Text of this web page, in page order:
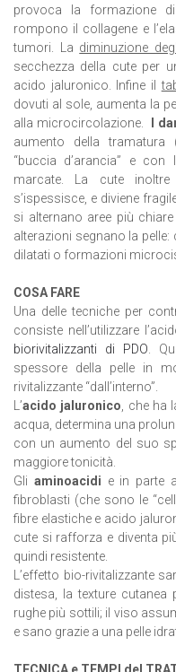
provoca la formazione
rompono il collagene e
tumori. La diminuzione
secchezza della cute per
acido jaluronico. Infine il
dovuti al sole, aumenta la
alla microcircolazione.
I
aumento della tramatura
“buccia d’arancia” e
marcate. La cute
s’ispessisce, e diviene
si alternano aree più
alterazioni segnano la
dilatati o formazioni
COSA FARE
Una delle tecniche per
consiste nell’utilizzare
biorivitalizzanti di PDO .
spessore della pelle in
rivitalizzante “dall’interno”.
L’acido jaluronico , che
acqua, determina una
con un aumento del suo
maggiore tonicità.
Gli aminoacidi e in parte
fibroblasti (che sono le
fibre elastiche e acido
cute si rafforza e diventa
quindi resistente.
L’effetto bio-rivitalizzante
distesa, la texture cutanea
rughe più sottili; il viso
e sano grazie a una pelle